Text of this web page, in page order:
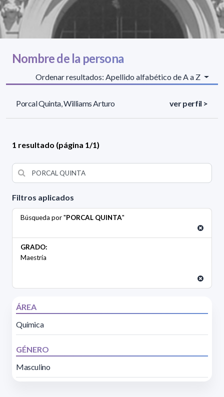
Filtros aplicados
Búsqueda por "PORCAL QUINTA"
GRADO:
Maestría
ÁREA
Química
GÉNERO
Masculino
Nombre de la persona
Ordenar resultados: Apellido alfabético de A a Z
Porcal Quinta, Williams Arturo ver perfil >
1 resultado (página 1/1)